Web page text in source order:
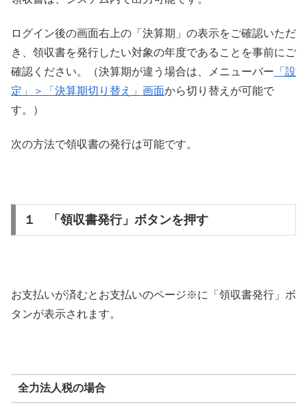
ログイン後の画面右上の「決算期」の表示をご確認いただ
き、領収書を発行したい対象の年度であることを事前にご
確認ください。（決算期が違う場合は、メニューバー 「設
定」＞「決算期切り替え」画面から切り替えが可能で
す。）
次の方法で領収書の発行は可能です。
１ 「領収書発行」ボタンを押す
お支払いが済むとお支払いのページ※に「領収書発行」ボ
タンが表示されます。
全力法人税の場合